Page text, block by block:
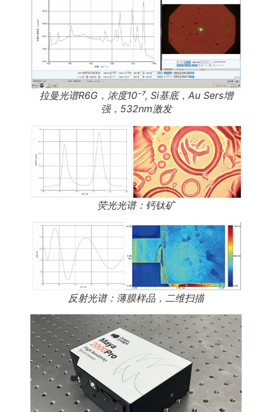
拉曼光谱R6G，浓度10⁻⁷, Si基底，Au Sers增
强，532nm激发
荧光光谱：钙钛矿
反射光谱：薄膜样品，二维扫描